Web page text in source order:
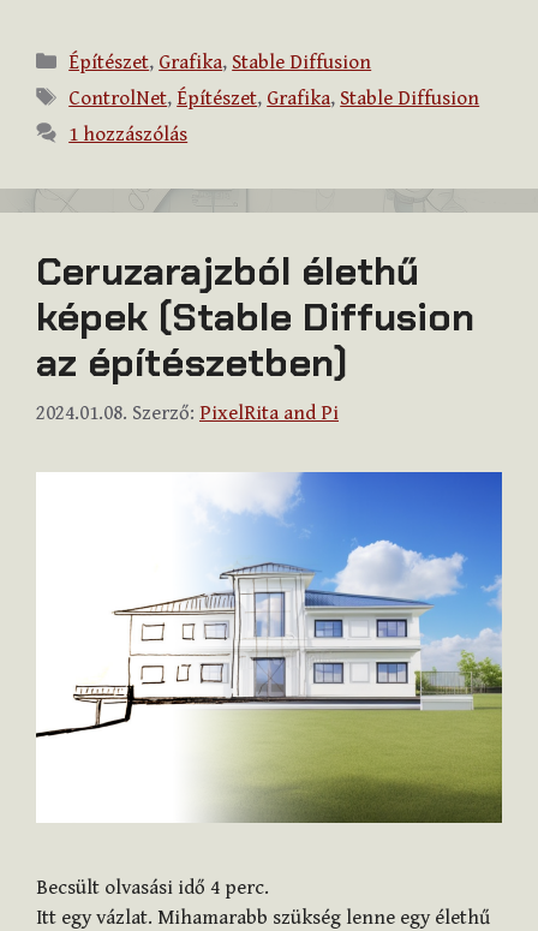
Kategória
Építészet, Grafika, Stable Diffusion
Címkék
ControlNet, Építészet, Grafika, Stable Diffusion
1 hozzászólás
Ceruzarajzból élethű
képek (Stable Diffusion
az építészetben)
2024.01.08. Szerző: PixelRita and Pi
Becsült olvasási idő 4 perc.
Itt egy vázlat. Mihamarabb szükség lenne egy élethű